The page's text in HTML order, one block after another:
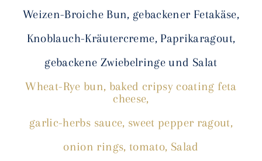
Weizen-Broiche Bun, gebackener Fetakäse,
Knoblauch-Kräutercreme,Paprikaragout,
gebackene Zwiebelringe und Salat
Wheat-Rye bun, baked cripsy coating feta
cheese,
garlic-herbs sauce, sweet pepper ragout,
onion rings, tomato, Salad